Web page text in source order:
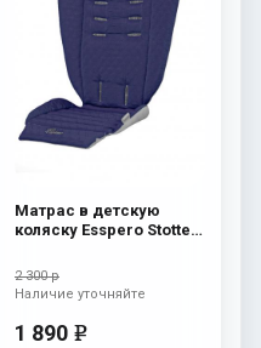
Матрас в детскую
коляску Esspero Stotte
2 300 р
1 890 e
Наличие уточняйте